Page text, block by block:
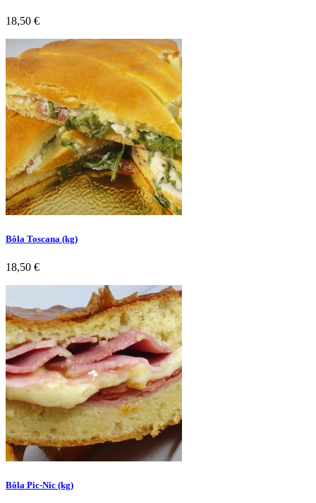
Preço
18,50 €
Bôla Toscana (kg)
Preço
18,50 €
Bôla Pic-Nic (kg)